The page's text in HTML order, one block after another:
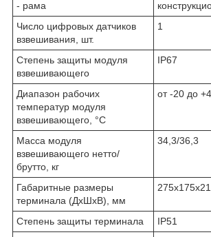
- рама
Число цифровых датчиков
взвешивания, шт.
1
Степень защиты модуля
взвешивающего
IP67
Диапазон рабочих
температур модуля
взвешивающего, °С
от -20 до
Масса модуля
взвешивающего нетто/
брутто, кг
34,3/36,3
Габаритные размеры
терминала (ДхШхВ), мм
Степень защиты терминала
IP51